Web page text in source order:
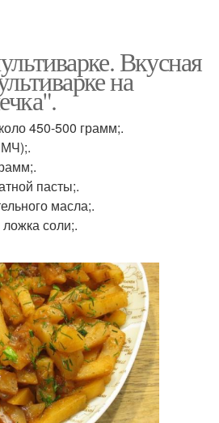
Вкусная
на
450-500 грамм;.
пасты;.
масла;.
соли;.